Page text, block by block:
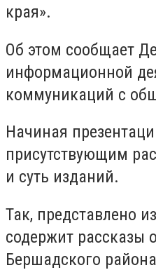
края».
Об этом сообщает
информационной
коммуникаций с
Начиная
присутствующим
и суть изданий.
Так, представлено
содержит рассказы
Бершадского